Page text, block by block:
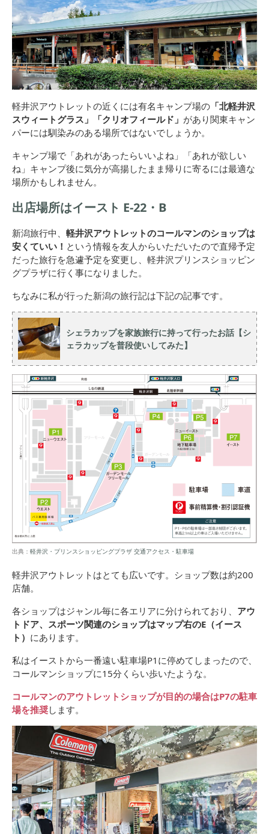
軽井沢アウトレットの近くには有名キャンプ場の 「北軽井沢
スウィートグラス」「クリオフィールド」 があり関東キャン
パーには馴染みのある場所ではないでしょうか。
キャンプ場で「あれがあったらいいよね」「あれが欲しい
ね」キャンプ後に気分が高揚したまま帰りに寄るには最適な
場所かもしれません。
出店場所はイースト E-22・B
新潟旅行中、 軽井沢アウトレットのコールマンのショップは
安くていい！ という情報を友人からいただいたので直帰予定
だった旅行を急遽予定を変更し、軽井沢プリンスショッピン
グプラザに行く事になりました。
ちなみに私が行った新潟の旅行記は下記の記事です。
シェラカップを家族旅行に持って行ったお話【シ
ェラカップを普段使いしてみた】
出典： 軽井沢・プリンスショッピングプラザ 交通アクセス・駐車場
軽井沢アウトレットはとても広いです。ショップ数は約200
店舗。
各ショップはジャンル毎に各エリアに分けられており、 アウ
トドア、スポーツ関連のショップはマップ右のE（イース
ト） にあります。
私はイーストから一番遠い駐車場P1に停めてしまったので、
コールマンショップに15分くらい歩いたような。
コールマンのアウトレットショップが目的の場合はP7の駐車
場を推奨します。